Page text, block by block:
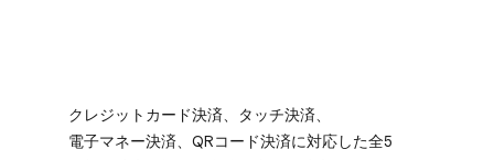
クレジットカード決済、​タッチ決済、​
電子マネー決済、​QRコード決済に​対応した​全5​